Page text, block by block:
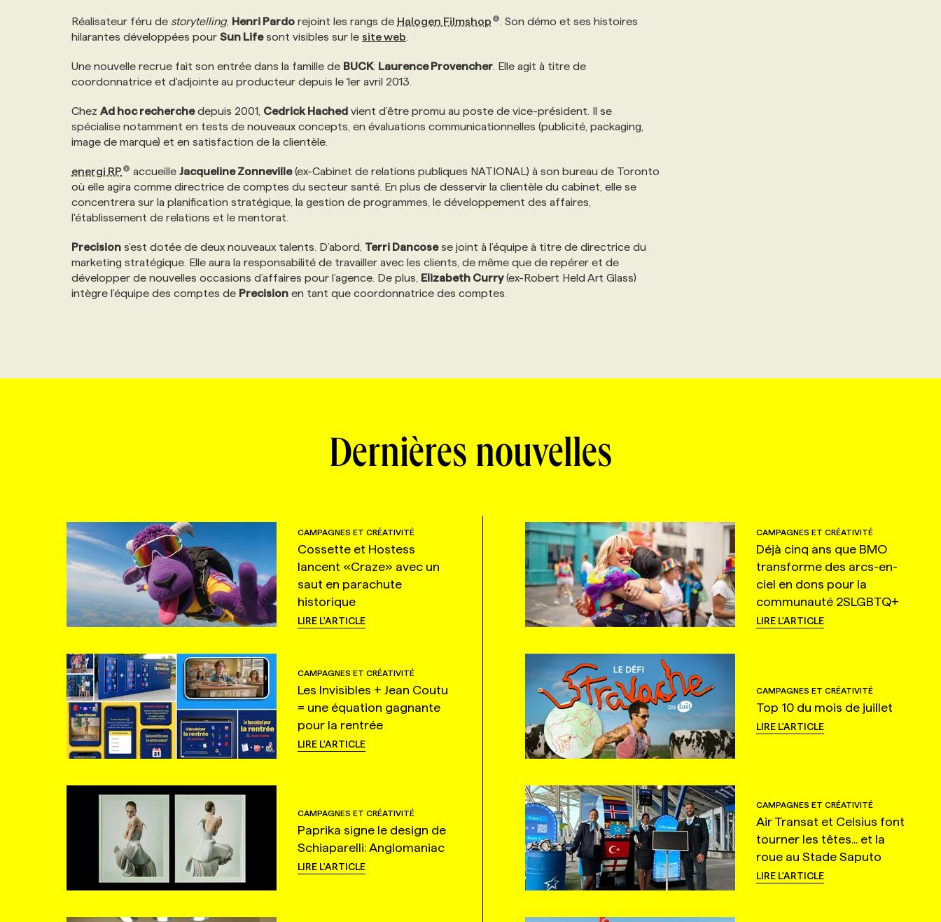
Réalisateur féru de storytelling, Henri Pardo rejoint les rangs de Halogen Filmshop
. Son démo et ses histoires
hilarantes développées pour Sun Lifesont visibles sur le site web
Une nouvelle recrue fait son entrée dans la famille de BUCK: Laurence Provencher . Elle agit à titre de
coordonnatrice et d'adjointe au producteur depuis le 1er avril 2013.
Chez Ad hoc recherchedepuis 2001, Cedrick Hached vient d’être promu au poste de vice-président. Il se
spécialise notamment en tests de nouveaux concepts, en évaluations communicationnelles (publicité, packaging,
image de marque) et en satisfaction de la clientèle.
energi RP accueille Jacqueline Zonneville(ex-Cabinet de relations publiques NATIONAL) à son bureau de Toronto
où elle agira comme directrice de comptes du secteur santé. En plus de desservir la clientèle du cabinet, elle se
concentrera sur la planification stratégique, la gestion de programmes, le développement des affaires,
l'établissement de relations et le mentorat.
Precision s’est dotée de deux nouveaux talents. D’abord, Terri Dancosese joint à l’équipe à titre de directrice du
marketing stratégique. Elle aura la responsabilité de travailler avec les clients, de même que de repérer et de
développer de nouvelles occasions d’affaires pour l’agence. De plus, Elizabeth Curry(ex-Robert Held Art Glass)
intègre l'équipe des comptes de Precision en tant que coordonnatrice des comptes.
Dernières nouvelles
CAMPAGNES ET CRÉATIVITÉ
Cossette et Hostess
lancent «Craze» avec un
saut en parachute
historique
LIRE L'ARTICLE
CAMPAGNES ET CRÉATIVITÉ
Déjà cinq ans que BMO
transforme des arcs-en-
ciel en dons pour la
communauté 2SLGBTQ+
LIRE L'ARTICLE
CAMPAGNES ET CRÉATIVITÉ
Les Invisibles + Jean Coutu
= une équation gagnante
pour la rentrée
LIRE L'ARTICLE
CAMPAGNES ET CRÉATIVITÉ
Top 10 du mois de juillet
LIRE L'ARTICLE
CAMPAGNES ET CRÉATIVITÉ
Paprika signe le design de
Schiaparelli: Anglomaniac
LIRE L'ARTICLE
CAMPAGNES ET CRÉATIVITÉ
Air Transat et Celsius font
tourner les têtes... et la
roue au Stade Saputo
LIRE L'ARTICLE